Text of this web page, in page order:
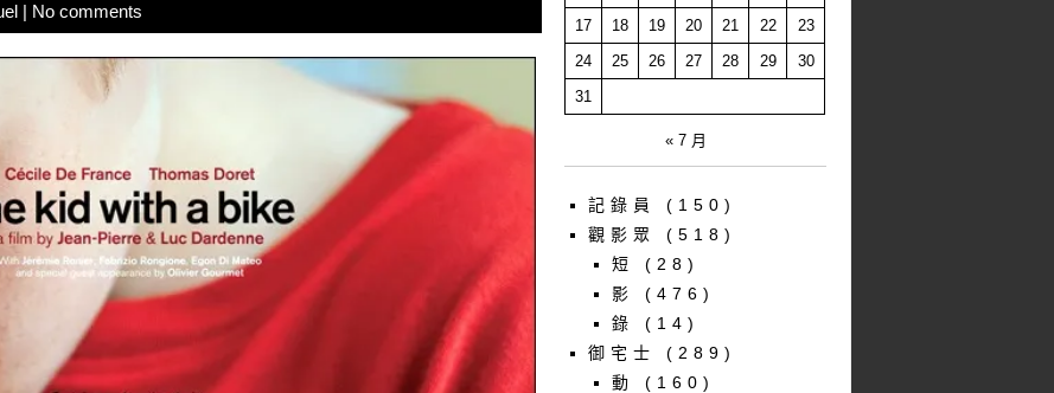
| No comments
17
18 19 20 21 22
23
24
25 26 27 28 29
30
31
« 7 月
記錄員
(150)
觀影眾
(518)
短
(28)
影
(476)
錄
(14)
御宅士
(289)
動
(160)